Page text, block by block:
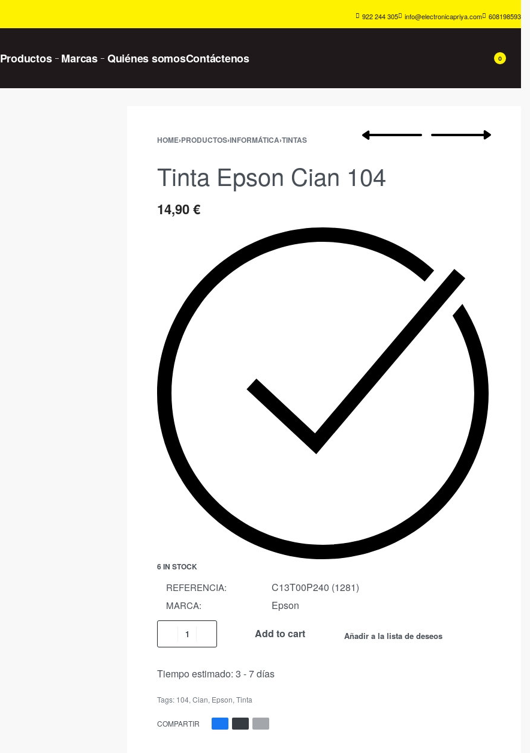
922 244 305 info@electronicapriya.com 608198593
Productos Marcas Quiénes somosContáctenos 0
HOME›PRODUCTOS›INFORMÁTICA›TINTAS
Tinta Epson Cian 104
14,90€
6 IN STOCK
REFERENCIA: C13T00P240 (1281)
MARCA: Epson
Add to cart Añadir a la lista de deseos
Tiempo estimado: 3 - 7 días
Tags: 104, Cian, Epson, Tinta
COMPARTIR